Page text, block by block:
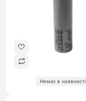
Немає в наявності